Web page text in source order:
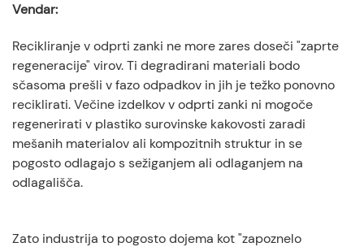
Vendar:
Recikliranje v odprti zanki ne more zares doseči "zaprte
regeneracije" virov. Ti degradirani materiali bodo
sčasoma prešli v fazo odpadkov in jih je težko ponovno
reciklirati. Večine izdelkov v odprti zanki ni mogoče
regenerirati v plastiko surovinske kakovosti zaradi
mešanih materialov ali kompozitnih struktur in se
pogosto odlagajo s sežiganjem ali odlaganjem na
odlagališča.
Zato industrija to pogosto dojema kot "zapoznelo